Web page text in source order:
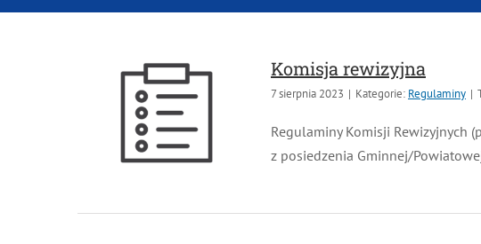
Komisja rewizyjna
7 sierpnia 2023 | Kategorie: Regulaminy |
Regulaminy Komisji Rewizyjnych
z posiedzenia Gminnej/